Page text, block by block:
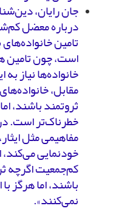
جان رایان،
درباره معضل
تامین
است، چون تامین
خانواده‌ها نیاز
مقابل،
ثروتمند باشند،
خطرناک‌تر است.
مفاهیمی مثل
خودنمایی می‌کند،
کم‌جمعیت اگرچه
باشند، اما هرگز
نمی‌کنند».